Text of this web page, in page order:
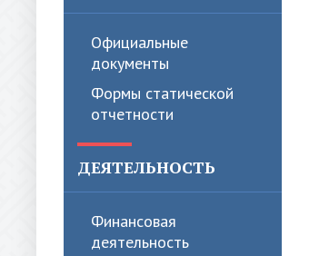
Официальные
документы
Формы статической
отчетности
ДЕЯТЕЛЬНОСТЬ
Финансовая
деятельность